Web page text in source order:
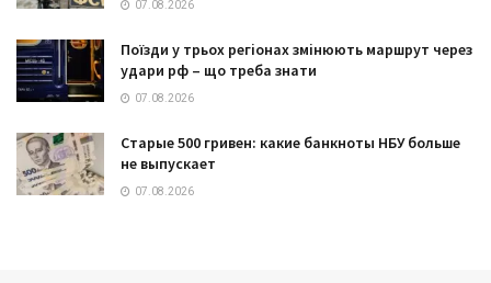
07.08.2026
Поїзди у трьох регіонах змінюють маршрут через
удари рф – що треба знати
07.08.2026
Старые 500 гривен: какие банкноты НБУ больше
не выпускает
07.08.2026